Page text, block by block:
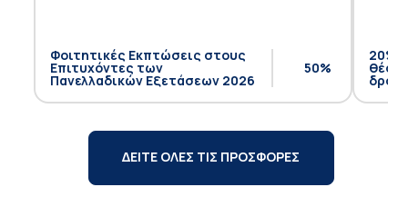
Φοιτητικές Εκπτώσεις στους
Επιτυχόντες των
Πανελλαδικών Εξετάσεων 2026
50%
20%
θέση
ΔΕΙΤΕ ΟΛΕΣ ΤΙΣ ΠΡΟΣΦΟΡΕΣ